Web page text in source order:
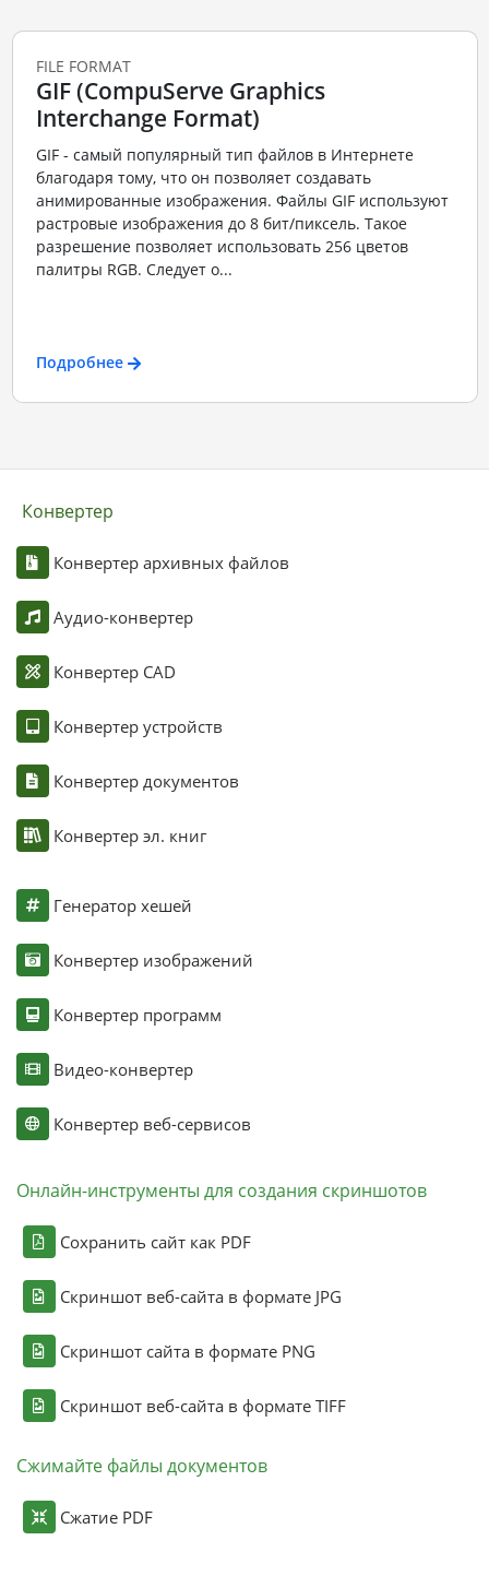
FILE FORMAT
GIF (CompuServe Graphics
Interchange Format)
GIF - самый популярный тип файлов в Интернете
благодаря тому, что он позволяет создавать
анимированные изображения. Файлы GIF используют
растровые изображения до 8 бит/пиксель. Такое
разрешение позволяет использовать 256 цветов
палитры RGB. Следует о...
Подробнее
Конвертер
Конвертер архивных файлов
Аудио-конвертер
Конвертер CAD
Конвертер устройств
Конвертер документов
Конвертер эл. книг
Генератор хешей
Конвертер изображений
Конвертер программ
Видео-конвертер
Конвертер веб-сервисов
Онлайн-инструменты для создания скриншотов
Сохранить сайт как PDF
Скриншот веб-сайта в формате JPG
Скриншот сайта в формате PNG
Скриншот веб-сайта в формате TIFF
Сжимайте файлы документов
Сжатие PDF